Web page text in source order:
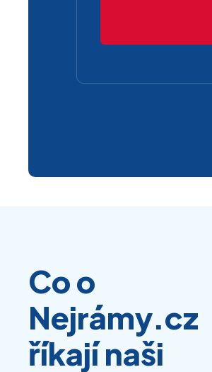
Co o
Nejrámy.cz
říkají naši